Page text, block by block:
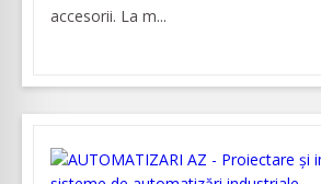
accesorii. La m...